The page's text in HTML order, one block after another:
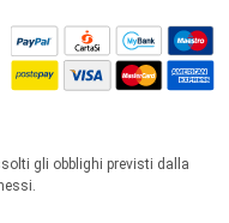
gli obblighi previsti dalla